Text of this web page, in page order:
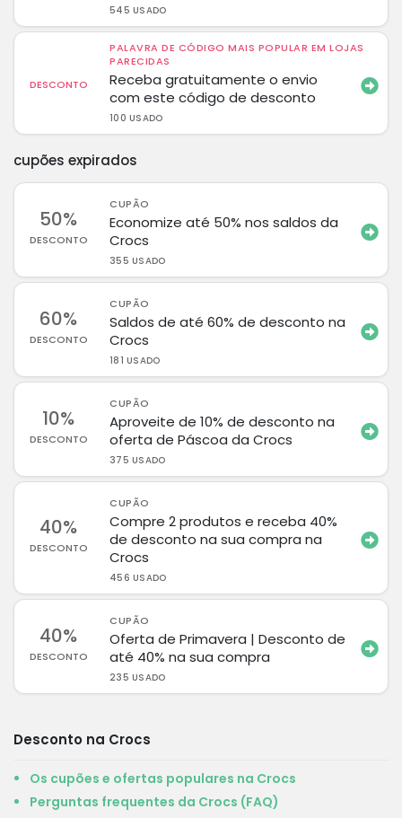
545 USADO
DESCONTO
PALAVRA DE CÓDIGO MAIS POPULAR EM LOJAS
PARECIDAS
Receba gratuitamente o envio
com este código de desconto
100 USADO
cupões expirados
50%
DESCONTO
CUPÃO
Economize até 50% nos saldos da
Crocs
355 USADO
60%
DESCONTO
CUPÃO
Saldos de até 60% de desconto na
Crocs
181 USADO
10%
DESCONTO
CUPÃO
Aproveite de 10% de desconto na
oferta de Páscoa da Crocs
375 USADO
40%
DESCONTO
CUPÃO
Compre 2 produtos e receba 40%
de desconto na sua compra na
Crocs
456 USADO
40%
DESCONTO
CUPÃO
Oferta de Primavera | Desconto de
até 40% na sua compra
235 USADO
Desconto na Crocs
Os cupões e ofertas populares na Crocs
Perguntas frequentes da Crocs (FAQ)